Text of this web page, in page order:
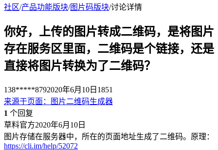
社区/产品功能版块/图片码版块/讨论详情
你好，上传的图片转成二维码，是将图片
存在服务区里面，二维码是个链接，还是
直接将图片转换为了二维码？
138*****8792020年6月10日 1851
来源于页面 ：
图片二维码生成器
1 个回复
草料官方2020年6月10日
图片存储在服务器中，所在的页面地址生成了二维码。原理：
https://cli.im/help/52072